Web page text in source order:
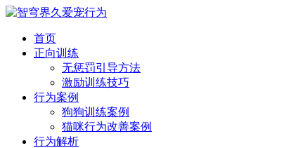
首页
正向训练
无惩罚引导方法
激励训练技巧
行为案例
狗狗训练案例
猫咪行为改善案例
行为解析